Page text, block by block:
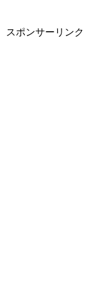
スポンサーリンク